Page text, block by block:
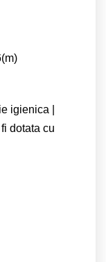
igienica |
dotata cu